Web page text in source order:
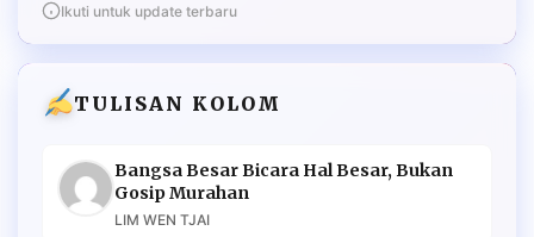
Ikuti untuk update terbaru
TULISAN KOLOM
Bangsa Besar Bicara Hal Besar, Bukan
Gosip Murahan
LIM WEN TJAI